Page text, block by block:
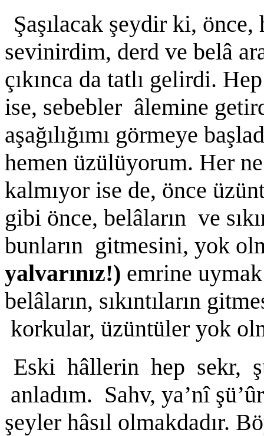
Şaşılacak şeydir ki, önce,
sevinirdim, derd ve belâ
çıkınca da tatlı gelirdi.
ise, sebebler âlemine
aşağılığımı görmeye
hemen üzülüyorum. Her
kalmıyor ise de, önce
gibi önce, belâların ve
bunların gitmesini, yok
yalvarınız!) emrine
belâların, sıkıntıların
korkular, üzüntüler yok
Eski hâllerin hep sekr,
anladım. Sahv, ya’nî
şeyler hâsıl olmakdadır.